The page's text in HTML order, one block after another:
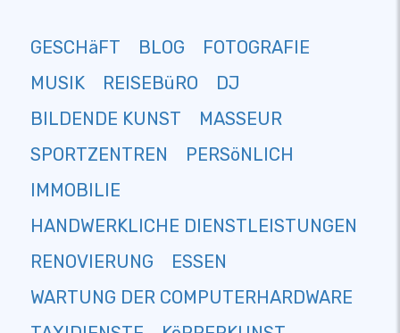
GESCHäFT BLOG
FOTOGRAFIE
MUSIK
REISEBüRO
DJ
BILDENDE KUNST
MASSEUR
SPORTZENTREN
PERSöNLICH
IMMOBILIE
HANDWERKLICHE DIENSTLEISTUNGEN
RENOVIERUNG
ESSEN
WARTUNG DER COMPUTERHARDWARE